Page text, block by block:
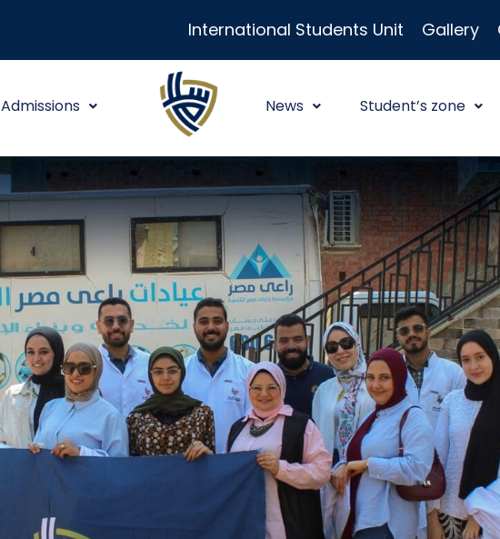
International Students Unit Gallery
Admissions News Student’s zone